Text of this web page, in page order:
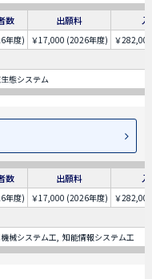
数 出願料
年度) ￥17,000 (2026年度) ￥
態システム
数 出願料
年度) ￥17,000 (2026年度) ￥
機械システム工 知能情報システム工